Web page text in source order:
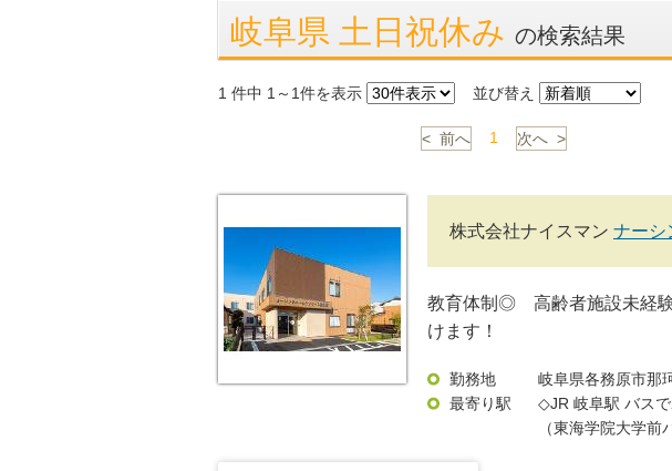
岐阜県 土日祝休み の検索結果
1 件中 1～1件を表示 並び替え
< 前へ 1 次へ >
株式会社ナイスマン ナーシ
教育体制◎ 高齢者施設未経
けます！
勤務地
岐阜県各務原市那
最寄り駅
◇JR 岐阜駅 バス
（東海学院大学前